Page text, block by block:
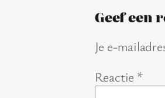
Geef een
Je e-
Reactie *